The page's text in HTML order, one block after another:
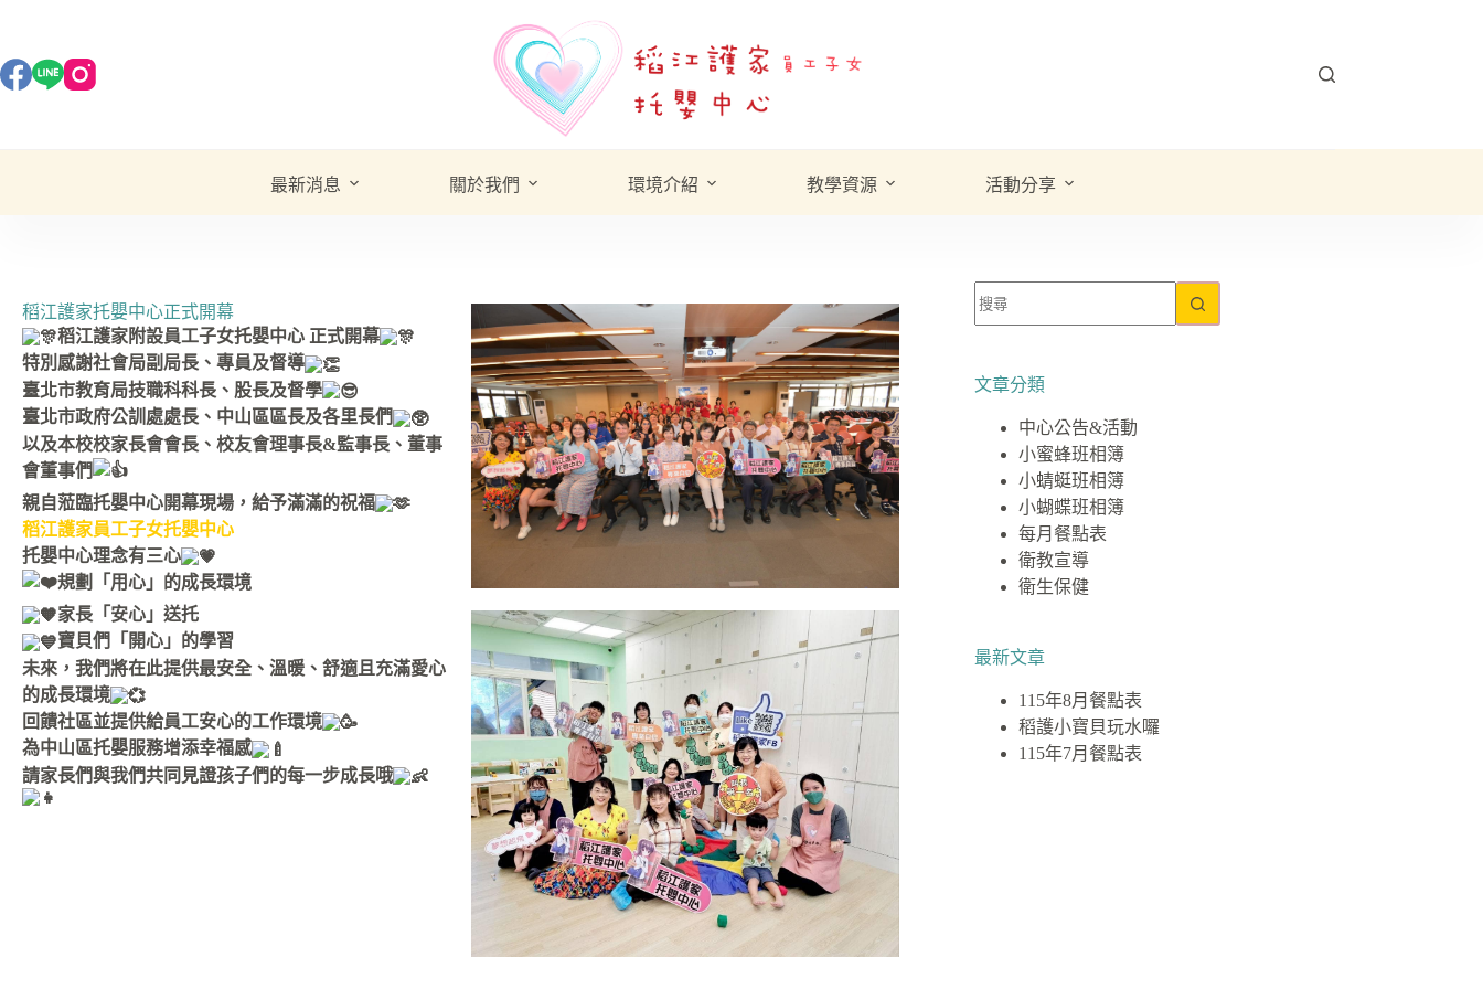
最新消息 關於我們 環境介紹 教學資源 活動分享
稻江護家托嬰中心正式開幕
稻江護家附設員工子女托嬰中心 正式開幕
特別感謝社會局副局長、專員及督導
臺北市教育局技職科科長、股長及督學
臺北市政府公訓處處長、中山區區長及各里長們
以及本校校家長會會長、校友會理事長&監事長、董事
會董事們
親自蒞臨托嬰中心開幕現場，給予滿滿的祝福
稻江護家員工子女托嬰中心
托嬰中心理念有三心
規劃「用心」的成長環境
家長「安心」送托
寶貝們「開心」的學習
未來，我們將在此提供最安全、溫暖、舒適且充滿愛心
的成長環境
回饋社區並提供給員工安心的工作環境
為中山區托嬰服務增添幸福感
請家長們與我們共同見證孩子們的每一步成長哦
文章分類
中心公告&活動
小蜜蜂班相簿
小蜻蜓班相簿
小蝴蝶班相簿
每月餐點表
衛教宣導
衛生保健
最新文章
115年8月餐點表
稻護小寶貝玩水囉
115年7月餐點表